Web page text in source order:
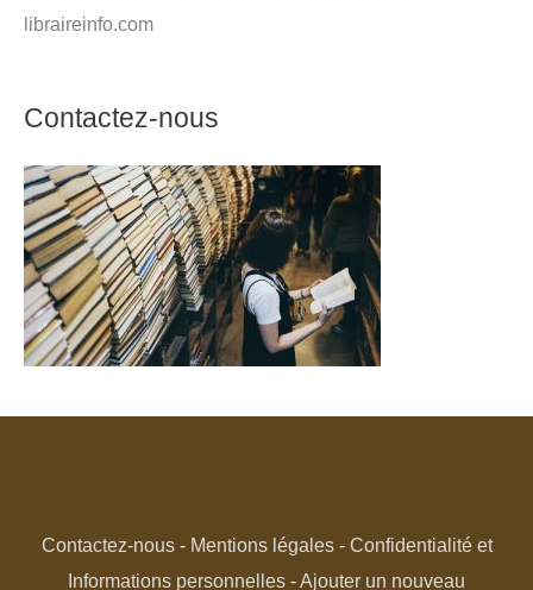
libraireinfo.com
Contactez-nous
Contactez-nous- Mentions légales- Confidentialité et
Informations personnelles - Ajouter un nouveau